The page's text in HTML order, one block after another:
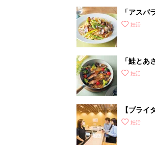
「アス
妊活
「鮭と
妊活
【ブラ
がわかるの
妊活